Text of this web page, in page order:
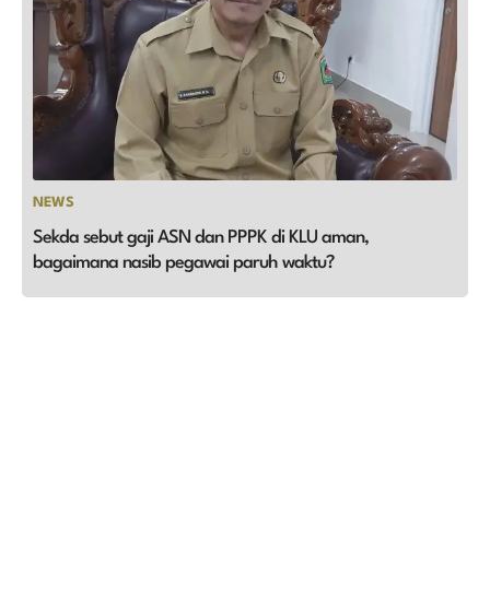
NEWS
Sekda sebut gaji ASN dan PPPK di KLU aman,
bagaimana nasib pegawai paruh waktu?